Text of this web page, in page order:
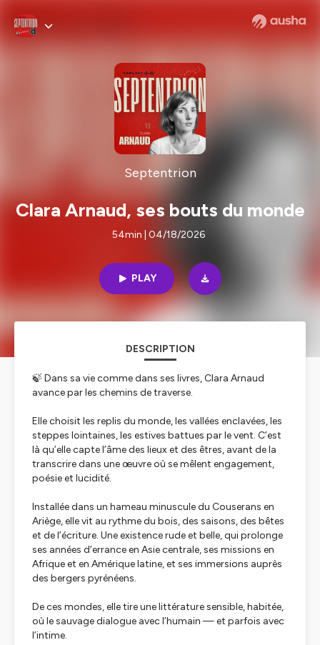
Septentrion
Clara Arnaud, ses bouts du monde
54min | 04/18/2026
PLAY
DESCRIPTION
🍃 Dans sa vie comme dans ses livres, Clara Arnaud
avance par les chemins de traverse.
Elle choisit les replis du monde, les vallées enclavées, les
steppes lointaines, les estives battues par le vent. C’est
là qu’elle capte l’âme des lieux et des êtres, avant de la
transcrire dans une œuvre où se mêlent engagement,
poésie et lucidité.
Installée dans un hameau minuscule du Couserans en
Ariège, elle vit au rythme du bois, des saisons, des bêtes
et de l’écriture. Une existence rude et belle, qui prolonge
ses années d’errance en Asie centrale, ses missions en
Afrique et en Amérique latine, et ses immersions auprès
des bergers pyrénéens.
De ces mondes, elle tire une littérature sensible, habitée,
où le sauvage dialogue avec l’humain — et parfois avec
l’intime.